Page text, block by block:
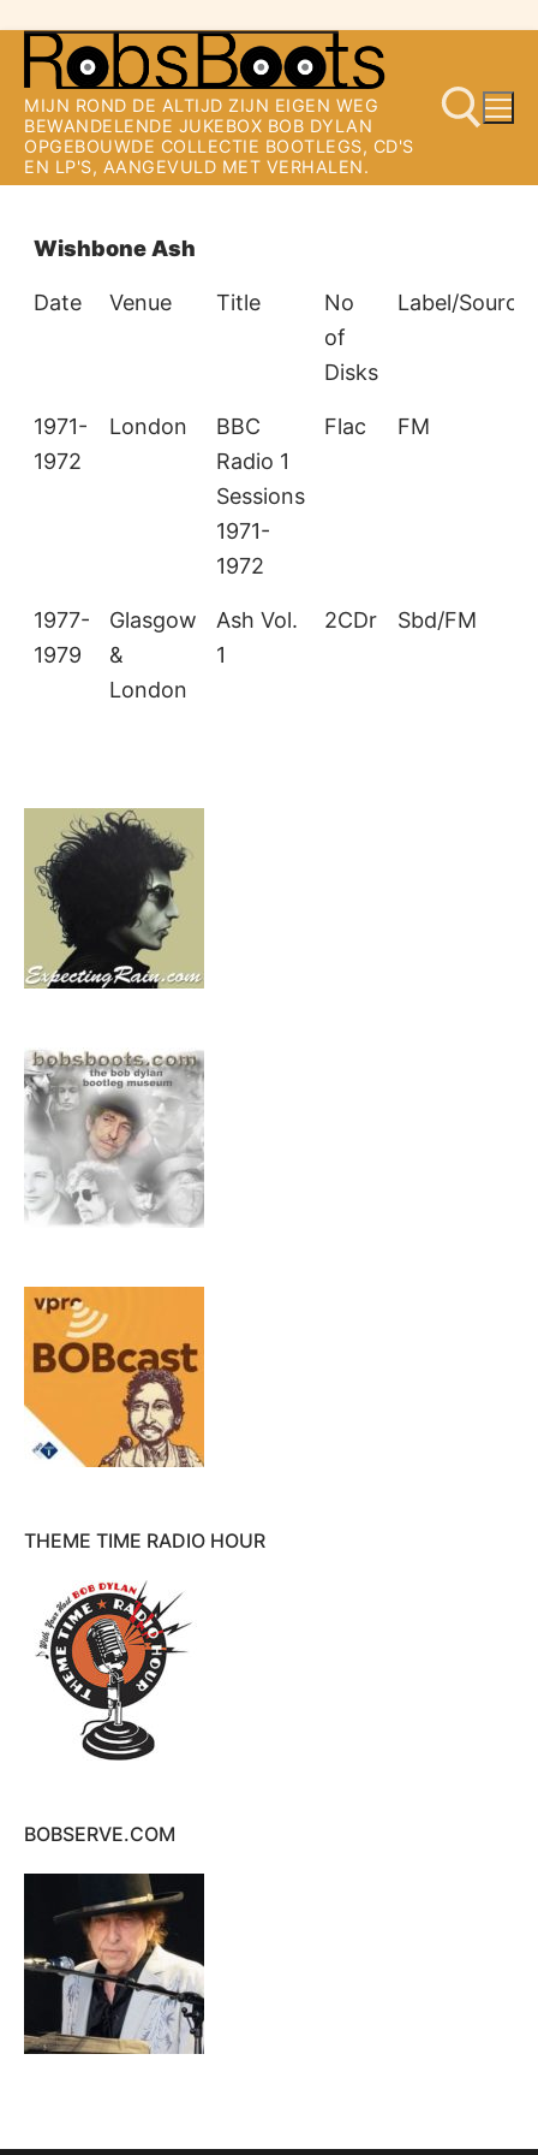
naar
de
inhoud
MIJN ROND DE ALTIJD ZIJN EIGEN WEG
BEWANDELENDE JUKEBOX BOB DYLAN
OPGEBOUWDE COLLECTIE BOOTLEGS, CD'S
EN LP'S, AANGEVULD MET VERHALEN.
Wishbone Ash
Date Venue Title
No
of
Disks
Label/Source
1971-
1972
London
BBC
Radio 1
Sessions
1971-
1972
Flac FM
1977-
1979
Glasgow
&
London
Ash Vol.
1
2CDr Sbd/FM
THEME TIME RADIO HOUR
BOBSERVE.COM